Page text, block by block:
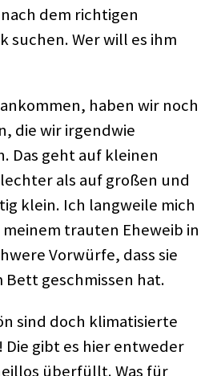
dem richtigen
suchen. Wer will es ihm
haben wir noch
die wir irgendwie
Das geht auf kleinen
als auf großen und
klein. Ich langweile mich
trauten Eheweib in
Vorwürfe, dass sie
Bett geschmissen hat.
sind doch klimatisierte
gibt es hier entweder
überfüllt. Was für